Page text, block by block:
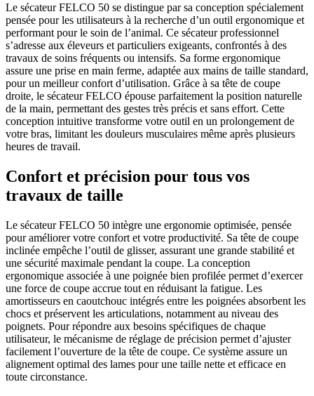
Le sécateur FELCO 50 se distingue par sa conception spécialement
pensée pour les utilisateurs à la recherche d’un outil ergonomique et
performant pour le soin de l’animal. Ce sécateur professionnel
s’adresse aux éleveurs et particuliers exigeants, confrontés à des
travaux de soins fréquents ou intensifs. Sa forme ergonomique
assure une prise en main ferme, adaptée aux mains de taille standard,
pour un meilleur confort d’utilisation. Grâce à sa tête de coupe
droite, le sécateur FELCO épouse parfaitement la position naturelle
de la main, permettant des gestes très précis et sans effort. Cette
conception intuitive transforme votre outil en un prolongement de
votre bras, limitant les douleurs musculaires même après plusieurs
heures de travail.
Confort et précision pour tous vos
travaux de taille
Le sécateur FELCO 50 intègre une ergonomie optimisée, pensée
pour améliorer votre confort et votre productivité. Sa tête de coupe
inclinée empêche l’outil de glisser, assurant une grande stabilité et
une sécurité maximale pendant la coupe. La conception
ergonomique associée à une poignée bien profilée permet d’exercer
une force de coupe accrue tout en réduisant la fatigue. Les
amortisseurs en caoutchouc intégrés entre les poignées absorbent les
chocs et préservent les articulations, notamment au niveau des
poignets. Pour répondre aux besoins spécifiques de chaque
utilisateur, le mécanisme de réglage de précision permet d’ajuster
facilement l’ouverture de la tête de coupe. Ce système assure un
alignement optimal des lames pour une taille nette et efficace en
toute circonstance.